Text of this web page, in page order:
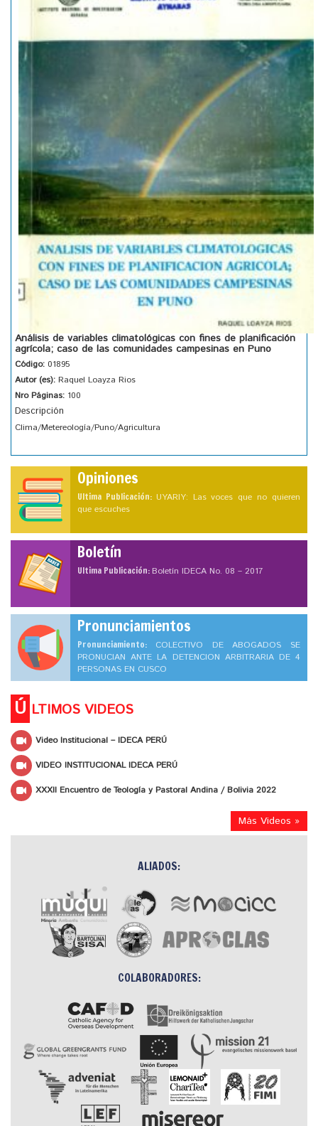
Análisis de variables climatológicas con fines de planificación
agrícola; caso de las comunidades campesinas en Puno
Código: 01895
Autor (es): Raquel Loayza Rios
Nro Páginas: 100
Descripción
Clima/Metereología/Puno/Agricultura
Opiniones
Ultima Publicación: UYARIY: Las voces que no quieren
que escuches
Boletín
Ultima Publicación:Boletín IDECA No. 08 – 2017
Pronunciamientos
Pronunciamiento: COLECTIVO DE ABOGADOS SE
PRONUCIAN ANTE LA DETENCION ARBITRARIA DE 4
PERSONAS EN CUSCO
Ú LTIMOS VIDEOS
Video Institucional – IDECA PERÚ
VIDEO INSTITUCIONAL IDECA PERÚ
XXXII Encuentro de Teología y Pastoral Andina / Bolivia 2022
Más Videos »
ALIADOS:
COLABORADORES: